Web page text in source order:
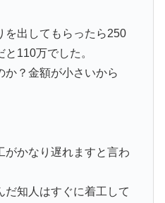
を出してもらったら250
110万でした。
か？金額が小さいから
がかなり遅れますと言わ
だ知人はすぐに着工して